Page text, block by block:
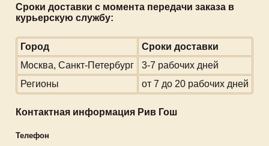
Cроки доставки с момента передачи заказа в
курьерскую службу:
Город
Сроки доставки
Москва, Санкт-Петербург
3-7 рабочих дней
Регионы
от 7 до 20 рабочих дней
Контактная информация Рив Гош
Телефон